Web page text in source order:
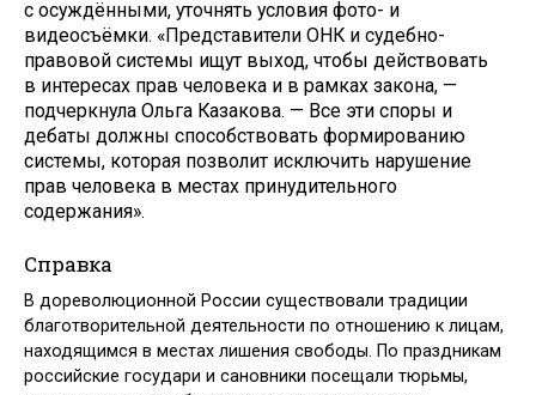
с осуждёнными, уточнять условия фото- и
видеосъёмки. «Представители ОНК и судебно-
правовой системы ищут выход, чтобы действовать
в интересах прав человека и в рамках закона, —
подчеркнула Ольга Казакова. — Все эти споры и
дебаты должны способствовать формированию
системы, которая позволит исключить нарушение
прав человека в местах принудительного
содержания».
Справка
В дореволюционной России существовали традиции
благотворительной деятельности по отношению к лицам,
находящимся в местах лишения свободы. По праздникам
российские государи и сановники посещали тюрьмы,